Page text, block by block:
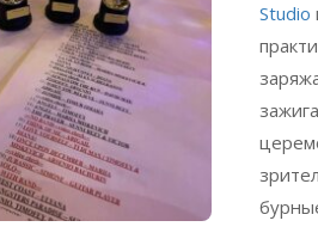
Studio